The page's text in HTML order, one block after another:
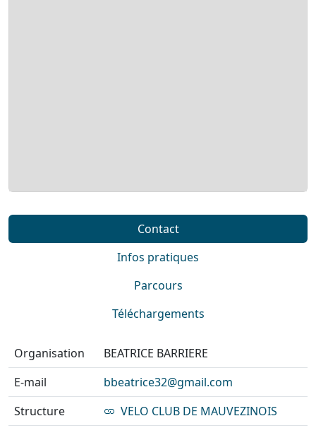
Contact
Infos pratiques
Parcours
Téléchargements
Organisation
BEATRICE BARRIERE
E-mail
bbeatrice32@gmail.com
Structure
VELO CLUB DE MAUVEZINOIS